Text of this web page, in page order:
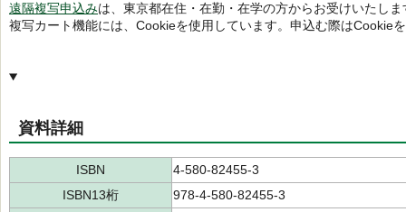
遠隔複写申込みは、東京都在住・在勤・在学の方からお受けいたしま
複写カート機能には、Cookieを使用しています。申込む際はCookie
資料詳細
ISBN
4-580-82455-3
ISBN13桁
978-4-580-82455-3